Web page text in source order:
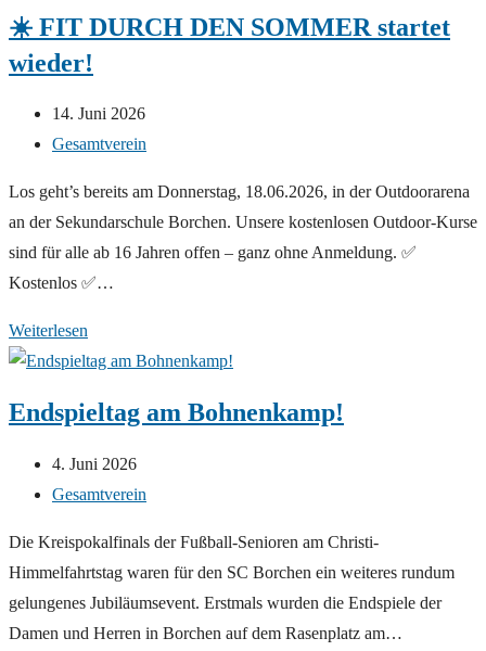
–
Sei
☀️ FIT DURCH DEN SOMMER startet
wieder!
Beitrag
veröffentlicht:
14. Juni 2026
Beitrags-
Gesamtverein
Los geht’s bereits am Donnerstag, 18.06.2026, in der Outdoorarena
an der Sekundarschule Borchen. Unsere kostenlosen Outdoor-Kurse
sind für alle ab 16 Jahren offen – ganz ohne Anmeldung. ✅
Kostenlos ✅…
Weiterlesen
FIT
DEN
Endspieltag am Bohnenkamp!
Beitrag
veröffentlicht:
4. Juni 2026
Beitrags-
Gesamtverein
Die Kreispokalfinals der Fußball-Senioren am Christi-
Himmelfahrtstag waren für den SC Borchen ein weiteres rundum
gelungenes Jubiläumsevent. Erstmals wurden die Endspiele der
Damen und Herren in Borchen auf dem Rasenplatz am…